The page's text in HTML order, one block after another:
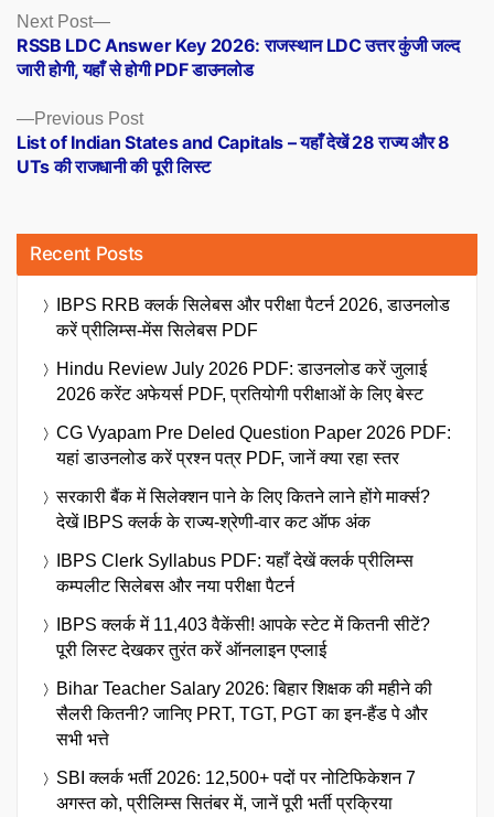
Posts
navigation
Previous PostPrevious
post:
List of Indian States and Capitals – यहाँ देखें 28 राज्य और 8
UTs की राजधानी की पूरी लिस्ट
Next Post
Next
post:
RSSB LDC Answer Key 2026: राजस्थान LDC उत्तर कुंजी जल्द
जारी होगी, यहाँ से होगी PDF डाउनलोड
Recent Posts
IBPS RRB क्लर्क सिलेबस और परीक्षा पैटर्न 2026, डाउनलोड
करें प्रीलिम्स-मेंस सिलेबस PDF
Hindu Review July 2026 PDF: डाउनलोड करें जुलाई
2026 करेंट अफेयर्स PDF, प्रतियोगी परीक्षाओं के लिए बेस्ट
CG Vyapam Pre Deled Question Paper 2026 PDF:
यहां डाउनलोड करें प्रश्न पत्र PDF, जानें क्या रहा स्तर
सरकारी बैंक में सिलेक्शन पाने के लिए कितने लाने होंगे मार्क्स?
देखें IBPS क्लर्क के राज्य-श्रेणी-वार कट ऑफ अंक
IBPS Clerk Syllabus PDF: यहाँ देखें क्लर्क प्रीलिम्स
कम्पलीट सिलेबस और नया परीक्षा पैटर्न
IBPS क्लर्क में 11,403 वैकेंसी! आपके स्टेट में कितनी सीटें?
पूरी लिस्ट देखकर तुरंत करें ऑनलाइन एप्लाई
Bihar Teacher Salary 2026: बिहार शिक्षक की महीने की
सैलरी कितनी? जानिए PRT, TGT, PGT का इन-हैंड पे और
सभी भत्ते
SBI क्लर्क भर्ती 2026: 12,500+ पदों पर नोटिफिकेशन 7
अगस्त को, प्रीलिम्स सितंबर में, जानें पूरी भर्ती प्रक्रिया